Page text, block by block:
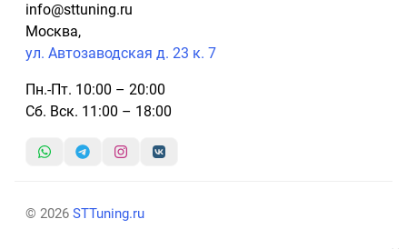
info@sttuning.ru
Москва,
ул. Автозаводская д. 23 к. 7
Пн.-Пт. 10:00 – 20:00
Сб. Вск. 11:00 – 18:00
© 2026 STTuning.ru